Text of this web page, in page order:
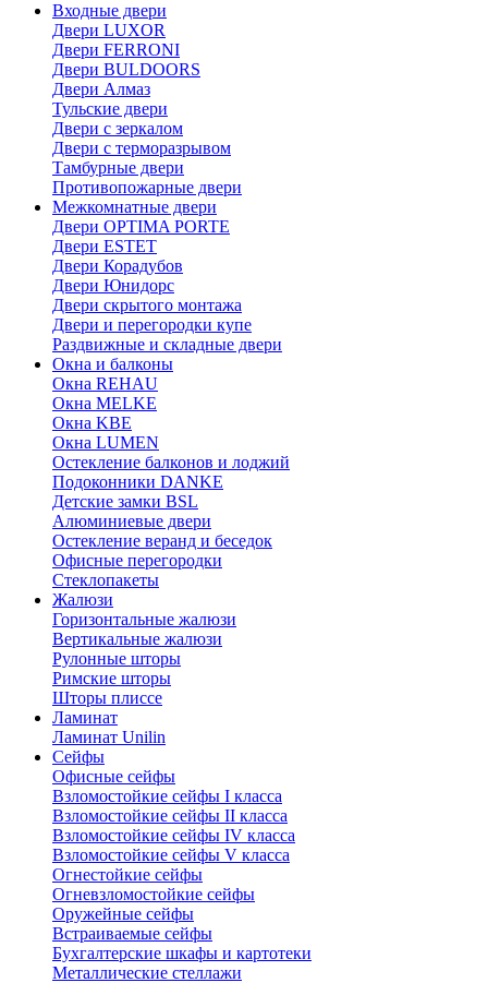
Входные двери
Двери LUXOR
Двери FERRONI
Двери BULDOORS
Двери Алмаз
Тульские двери
Двери с зеркалом
Двери с терморазрывом
Тамбурные двери
Противопожарные двери
Межкомнатные двери
Двери OPTIMA PORTE
Двери ESTET
Двери Корадубов
Двери Юнидорс
Двери скрытого монтажа
Двери и перегородки купе
Раздвижные и складные двери
Окна и балконы
Окна REHAU
Окна MELKE
Окна KBE
Окна LUMEN
Остекление балконов и лоджий
Подоконники DANKE
Детские замки BSL
Алюминиевые двери
Остекление веранд и беседок
Офисные перегородки
Стеклопакеты
Жалюзи
Горизонтальные жалюзи
Вертикальные жалюзи
Рулонные шторы
Римские шторы
Шторы плиссе
Ламинат
Ламинат Unilin
Сейфы
Офисные сейфы
Взломостойкие сейфы I класса
Взломостойкие сейфы II класса
Взломостойкие сейфы IV класса
Взломостойкие сейфы V класса
Огнестойкие сейфы
Огневзломостойкие сейфы
Оружейные сейфы
Встраиваемые сейфы
Бухгалтерские шкафы и картотеки
Металлические стеллажи